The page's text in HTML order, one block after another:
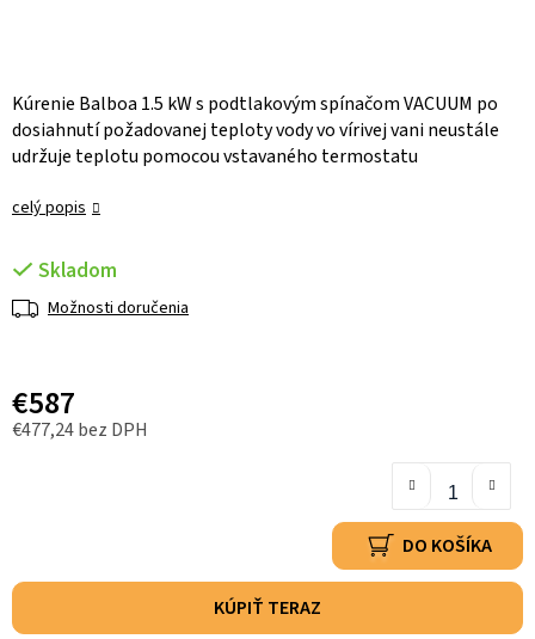
Kúrenie Balboa 1.5 kW s podtlakovým spínačom VACUUM po
dosiahnutí požadovanej teploty vody vo vírivej vani neustále
udržuje teplotu pomocou vstavaného termostatu
celý popis
Skladom
Možnosti doručenia
€587
€477,24 bez DPH
DO KOŠÍKA
KÚPIŤ TERAZ